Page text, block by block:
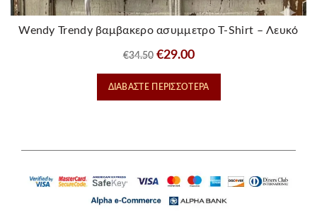
Wendy Trendy βαμβακερο ασυμμετρο T-Shirt – Λευκό
€34.50 Original
price
was:
€29.00Η
τρέχουσα
τιμή
ΔΙΑΒΆΣΤΕ ΠΕΡΙΣΣΌΤΕΡΑ